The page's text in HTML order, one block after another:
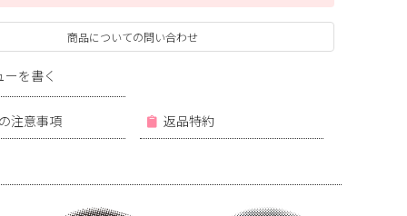
商品についての問い合わせ
ーを書く
注意事項 返品特約